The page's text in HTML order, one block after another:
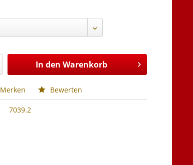
In den Warenkorb
Merken Bewerten
7039.2